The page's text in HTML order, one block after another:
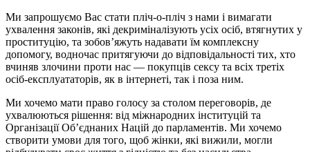
Ми запрошуємо Вас стати пліч-о-пліч з нами і вимагати
ухвалення законів, які декриміналізують усіх осіб, втягнутих у
проституцію, та зобов’яжуть надавати їм комплексну
допомогу, водночас притягуючи до відповідальності тих, хто
вчиняв злочини проти нас — покупців сексу та всіх третіх
осіб-експлуататорів, як в інтернеті, так і поза ним.
Ми хочемо мати право голосу за столом переговорів, де
ухвалюються рішення: від міжнародних інституцій та
Організації Об’єднаних Націй до парламентів. Ми хочемо
створити умови для того, щоб жінки, які вижили, могли